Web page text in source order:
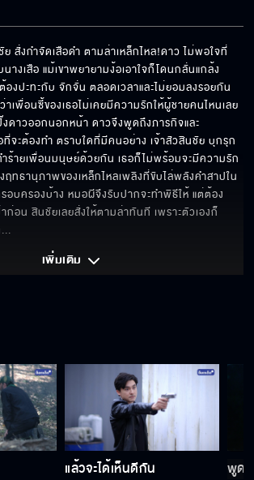
นางเสือมีตัวผู้ด้วยหรอ
ไม่คิดว่าเราจะรู้จักกัน
ใครเป็นคนตั้งค่าหัว
ฉันจะออกจับพวกนางเสือ
รังแกคนไม่มีทางสู้
ย สั่งกำจัดเสือดำ ตามล่าเหล็กไหล!ดาว ไม่พอใจที่
งเสือ แม้เขาพยายามง้อเอาใจก็โดนกลั่นแกล้ง
งปะทะกับ จักจั่น ตลอดเวลาและไม่ยอมลงรอยกัน
เพื่อนซี้ของเธอไม่เคยมีความรักให้ผู้ชายคนไหนเลย
ดาวออกนอกหน้า ดาวจึงพูดถึงภารกิจและ
จะต้องทำ ตราบใดที่มีคนอย่าง เจ้าสัวสินชัย บุกรุก
ำร้ายเพื่อนมนุษย์ด้วยกัน เธอก็ไม่พร้อมจะมีความรัก
ฤทธานุภาพของเหล็กไหลเพลิงที่ขับไล่พลังคำสาปใน
อบครองบ้าง หมอผีจึงรับปากจะทำพิธีให้ แต่ต้อง
อน สินชัยเลยสั่งให้ตามล่าทันที เพราะตัวเองก็
...
เพิ่มเติม
แล้วจะได้เห็นดีกัน พูดถึ